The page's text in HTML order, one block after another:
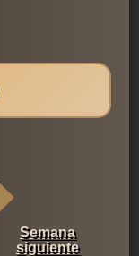
Semana
siguiente